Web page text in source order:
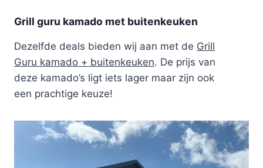
Grill guru kamado met buitenkeuken
Dezelfde deals bieden wij aan met de Grill
Guru kamado + buitenkeuken. De prijs van
deze kamado’s ligt iets lager maar zijn ook
een prachtige keuze!